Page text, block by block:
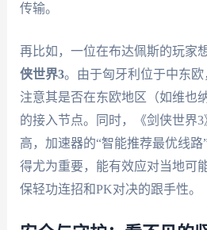
传输。
再比如，一位在布达佩斯的玩家
侠世界3。由于匈牙利位于中东
注意其是否在东欧地区（如维也
的接入节点。同时，《剑侠世界
高，加速器的“智能推荐最优线路
得尤为重要，能有效应对当地可
保轻功连招和PK对决的跟手性。